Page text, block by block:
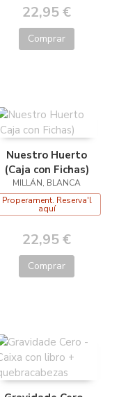
22,95 €
Comprar
Nuestro Huerto
(Caja con Fichas)
MILLÁN, BLANCA
Properament. Reserva'l
aquí
22,95 €
Comprar